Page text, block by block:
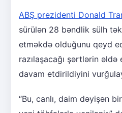
ABŞ prezidenti Donald
sürülən 28 bəndlik sülh
etməkdə olduğunu qeyd
razılaşacağı şərtlərin
davam etdirildiyini
“Bu, canlı, daim dəyişən